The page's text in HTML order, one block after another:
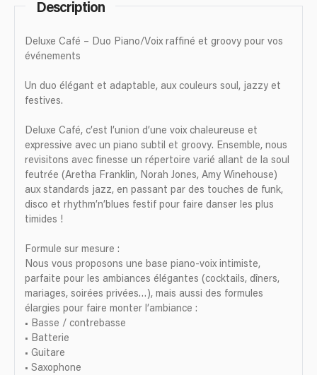
Description
Deluxe Café – Duo Piano/Voix raffiné et groovy pour vos
événements
Un duo élégant et adaptable, aux couleurs soul, jazzy et
festives.
Deluxe Café, c’est l’union d’une voix chaleureuse et
expressive avec un piano subtil et groovy. Ensemble, nous
revisitons avec finesse un répertoire varié allant de la soul
feutrée (Aretha Franklin, Norah Jones, Amy Winehouse)
aux standards jazz, en passant par des touches de funk,
disco et rhythm’n’blues festif pour faire danser les plus
timides !
Formule sur mesure :
Nous vous proposons une base piano-voix intimiste,
parfaite pour les ambiances élégantes (cocktails, dîners,
mariages, soirées privées…), mais aussi des formules
élargies pour faire monter l’ambiance :
• Basse / contrebasse
• Batterie
• Guitare
• Saxophone